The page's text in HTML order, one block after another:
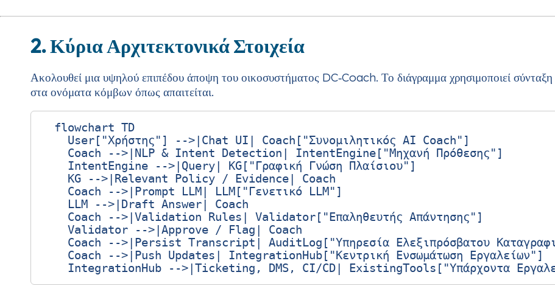
2. Κύρια Αρχιτεκτονικά Στοιχεία
Ακολουθεί μια υψηλού επιπέδου άποψη του οικοσυστήματος DC‑Coach. Το διάγραμμα χρησιμοποιεί σύνταξη
στα ονόματα κόμβων όπως απαιτείται.
  flowchart TD
    User["Χρήστης"] -->|Chat UI| Coach["Συνομιλητικός AI Coach"]
    Coach -->|NLP & Intent Detection| IntentEngine["Μηχανή Πρόθεσης"]
    IntentEngine -->|Query| KG["Γραφική Γνώση Πλαίσιου"]
    KG -->|Relevant Policy / Evidence| Coach
    Coach -->|Prompt LLM| LLM["Γενετικό LLM"]
    LLM -->|Draft Answer| Coach
    Coach -->|Validation Rules| Validator["Επαληθευτής Απάντησης"]
    Validator -->|Approve / Flag| Coach
Coach -->|Persist Transcript| AuditLog["Υπηρεσία Ελεξιπρόσβατου
    Coach -->|Push Updates| IntegrationHub["Κεντρική Ενσωμάτωση Εργαλείων"]